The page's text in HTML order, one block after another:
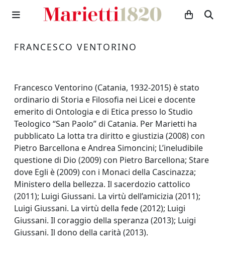
FRANCESCO VENTORINO
Francesco Ventorino (Catania, 1932-2015) è stato
ordinario di Storia e Filosofia nei Licei e docente
emerito di Ontologia e di Etica presso lo Studio
Teologico “San Paolo” di Catania. Per Marietti ha
pubblicato La lotta tra diritto e giustizia (2008) con
Pietro Barcellona e Andrea Simoncini; L’ineludibile
questione di Dio (2009) con Pietro Barcellona; Stare
dove Egli è (2009) con i Monaci della Cascinazza;
Ministero della bellezza. Il sacerdozio cattolico
(2011); Luigi Giussani. La virtù dell’amicizia (2011);
Luigi Giussani. La virtù della fede (2012); Luigi
Giussani. Il coraggio della speranza (2013); Luigi
Giussani. Il dono della carità (2013).